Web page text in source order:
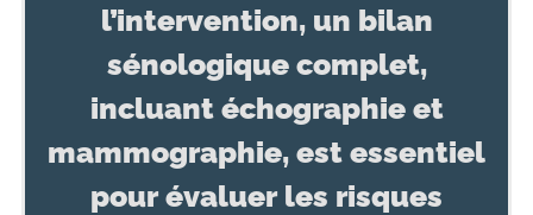
l’intervention, un bilan
sénologique complet,
incluant échographie et
mammographie, est essentiel
pour évaluer les risques